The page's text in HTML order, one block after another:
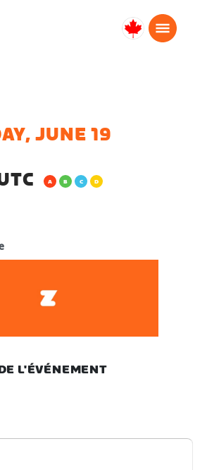
Canada
JUNE 19
L'ÉVÉNEMENT